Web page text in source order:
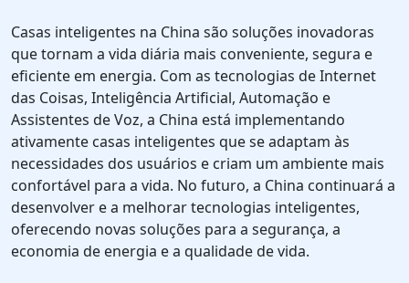
Casas inteligentes na China são soluções inovadoras
que tornam a vida diária mais conveniente, segura e
eficiente em energia. Com as tecnologias de Internet
das Coisas, Inteligência Artificial, Automação e
Assistentes de Voz, a China está implementando
ativamente casas inteligentes que se adaptam às
necessidades dos usuários e criam um ambiente mais
confortável para a vida. No futuro, a China continuará a
desenvolver e a melhorar tecnologias inteligentes,
oferecendo novas soluções para a segurança, a
economia de energia e a qualidade de vida.